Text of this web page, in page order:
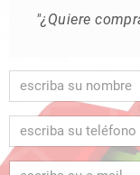
"¿Quiere